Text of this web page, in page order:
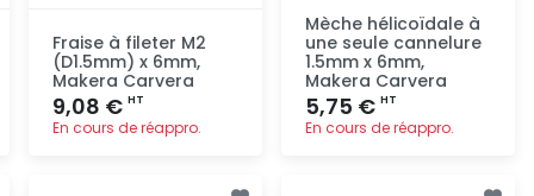
Fraise à fileter M2
(D1.5mm) x 6mm,
Makera Carvera
9,08 €HT
En cours de réappro.
Mèche hélicoïdale à
une seule cannelure
1.5mm x 6mm,
Makera Carvera
5,75 €HT
En cours de réappro.